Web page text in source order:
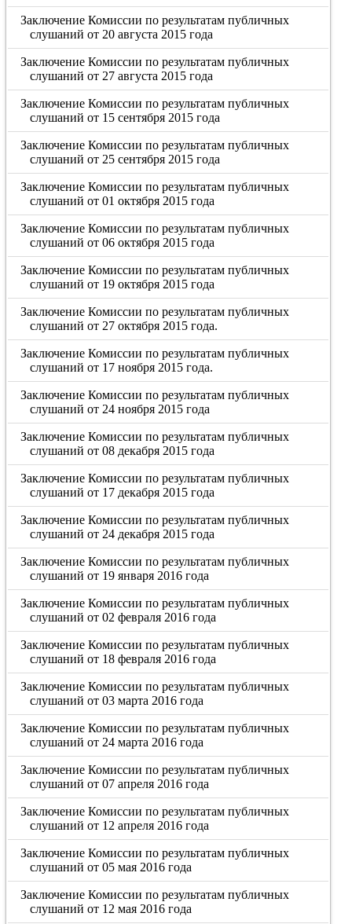
Заключение Комиссии по результатам публичных
слушаний от 20 августа 2015 года
Заключение Комиссии по результатам публичных
слушаний от 27 августа 2015 года
Заключение Комиссии по результатам публичных
слушаний от 15 сентября 2015 года
Заключение Комиссии по результатам публичных
слушаний от 25 сентября 2015 года
Заключение Комиссии по результатам публичных
слушаний от 01 октября 2015 года
Заключение Комиссии по результатам публичных
слушаний от 06 октября 2015 года
Заключение Комиссии по результатам публичных
слушаний от 19 октября 2015 года
Заключение Комиссии по результатам публичных
слушаний от 27 октября 2015 года.
Заключение Комиссии по результатам публичных
слушаний от 17 ноября 2015 года.
Заключение Комиссии по результатам публичных
слушаний от 24 ноября 2015 года
Заключение Комиссии по результатам публичных
слушаний от 08 декабря 2015 года
Заключение Комиссии по результатам публичных
слушаний от 17 декабря 2015 года
Заключение Комиссии по результатам публичных
слушаний от 24 декабря 2015 года
Заключение Комиссии по результатам публичных
слушаний от 19 января 2016 года
Заключение Комиссии по результатам публичных
слушаний от 02 февраля 2016 года
Заключение Комиссии по результатам публичных
слушаний от 18 февраля 2016 года
Заключение Комиссии по результатам публичных
слушаний от 03 марта 2016 года
Заключение Комиссии по результатам публичных
слушаний от 24 марта 2016 года
Заключение Комиссии по результатам публичных
слушаний от 07 апреля 2016 года
Заключение Комиссии по результатам публичных
слушаний от 12 апреля 2016 года
Заключение Комиссии по результатам публичных
слушаний от 05 мая 2016 года
Заключение Комиссии по результатам публичных
слушаний от 12 мая 2016 года